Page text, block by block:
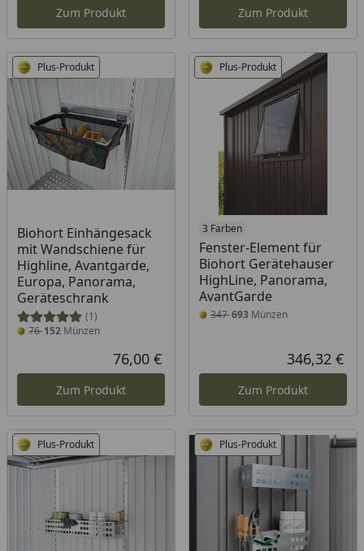
Zum Produkt Zum Produkt
Plus-Produkt
Biohort Einhängesack
mit Wandschiene für
Highline, Avantgarde,
Europa, Panorama,
Geräteschrank
(1)
76152 Münzen
Aktueller Preis
76,00 €
Zum Produkt
Plus-Produkt
3 Farben
Fenster-Element für
Biohort Gerätehauser
HighLine, Panorama,
AvantGarde
347693Münzen
346,32 €
Zum Produkt
Plus-Produkt Plus-Produkt